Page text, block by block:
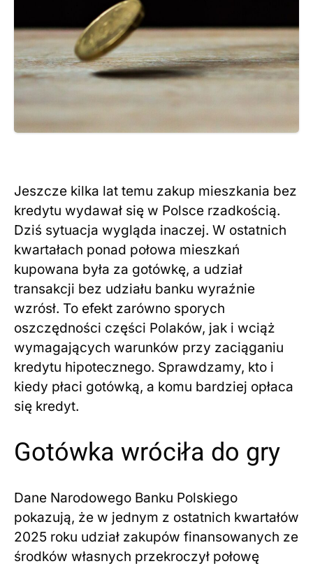
Jeszcze kilka lat temu zakup mieszkania bez
kredytu wydawał się w Polsce rzadkością.
Dziś sytuacja wygląda inaczej. W ostatnich
kwartałach ponad połowa mieszkań
kupowana była za gotówkę, a udział
transakcji bez udziału banku wyraźnie
wzrósł. To efekt zarówno sporych
oszczędności części Polaków, jak i wciąż
wymagających warunków przy zaciąganiu
kredytu hipotecznego. Sprawdzamy, kto i
kiedy płaci gotówką, a komu bardziej opłaca
się kredyt.
Gotówka wróciła do gry
Dane Narodowego Banku Polskiego
pokazują, że w jednym z ostatnich kwartałów
2025 roku udział zakupów finansowanych ze
środków własnych przekroczył połowę